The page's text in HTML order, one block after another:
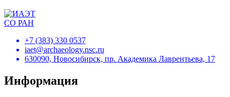
+7 (383) 330 0537
iaet@archaeology.nsc.ru
630090, Новосибирск, пр. Академика Лаврентьева, 17
Информация